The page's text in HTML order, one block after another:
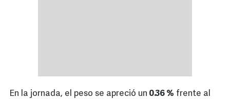
En la jornada, el peso se apreció un 0.36 % frente al